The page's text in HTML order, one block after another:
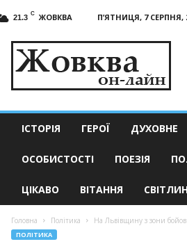
21.3 C ЖОВКВА П’ЯТНИЦЯ, 7 СЕРПНЯ,
актуальні
ІСТОРІЯ ГЕРОЇ ДУХОВНЕ
ОСОБИСТОСТІ ПОЕЗІЯ
ЦІКАВО ВІТАННЯ
Головна Політика На Львівщину з зони
ПОЛІТИКА